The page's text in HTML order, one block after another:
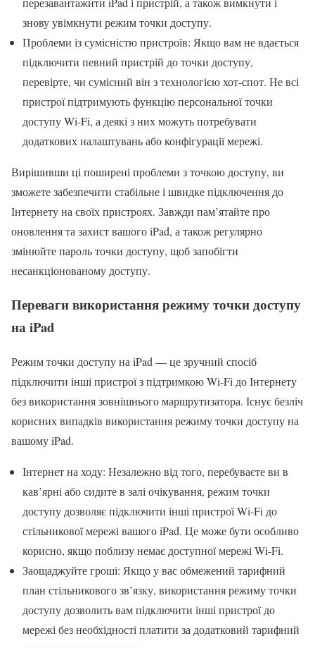
знову увімкнути режим точки доступу.
Проблеми із сумісністю пристроїв: Якщо вам не вдається
підключити певний пристрій до точки доступу,
перевірте, чи сумісний він з технологією хот-спот. Не всі
пристрої підтримують функцію персональної точки
доступу Wi-Fi, а деякі з них можуть потребувати
додаткових налаштувань або конфігурації мережі.
Вирішивши ці поширені проблеми з точкою доступу, ви
зможете забезпечити стабільне і швидке підключення до
Інтернету на своїх пристроях. Завжди пам’ятайте про
оновлення та захист вашого iPad, а також регулярно
змінюйте пароль точки доступу, щоб запобігти
несанкціонованому доступу.
Переваги використання режиму точки доступу
на iPad
Режим точки доступу на iPad — це зручний спосіб
підключити інші пристрої з підтримкою Wi-Fi до Інтернету
без використання зовнішнього маршрутизатора. Існує безліч
корисних випадків використання режиму точки доступу на
вашому iPad.
Інтернет на ходу: Незалежно від того, перебуваєте ви в
кав’ярні або сидите в залі очікування, режим точки
доступу дозволяє підключити інші пристрої Wi-Fi до
стільникової мережі вашого iPad. Це може бути особливо
корисно, якщо поблизу немає доступної мережі Wi-Fi.
Заощаджуйте гроші: Якщо у вас обмежений тарифний
план стільникового зв’язку, використання режиму точки
доступу дозволить вам підключити інші пристрої до
мережі без необхідності платити за додатковий тарифний